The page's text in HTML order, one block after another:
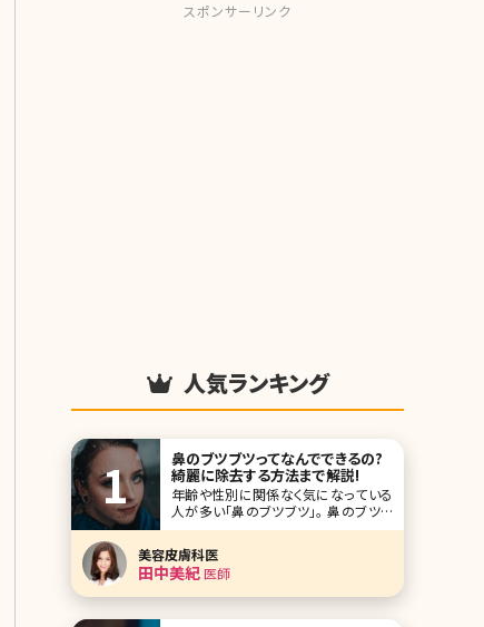
スポンサーリンク
人気ランキング
鼻のブツブツってなんでできるの?
綺麗に除去する方法まで解説!
年齢や性別に関係なく気になっている
人が多い「鼻のブツブツ」。 鼻のブツブ
ツがあるとメイクは綺麗に決まりにく
いし、なんだか清潔感に欠ける印象に。
そして鼻は顔の中心部分なので他人か
ら目につきやすく、接近戦では特に目立
ってしまいます。 そんなみんなのお悩
美容皮膚科医
田中美紀医師